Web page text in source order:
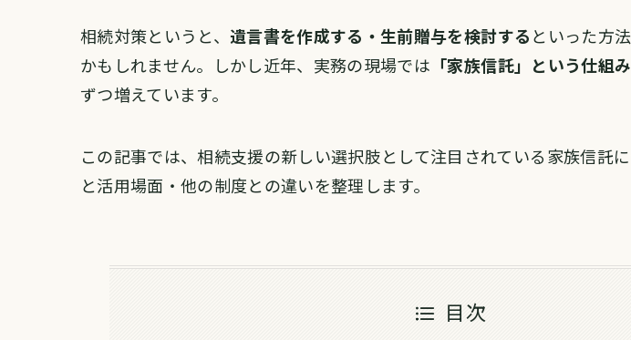
相続対策というと、 遺言書を作成する・生前贈与を検討するといった方
かもしれません。しかし近年、実務の現場では 「家族信託」という仕組み
ずつ増えています。
この記事では、相続支援の新しい選択肢として注目されている家族信託
と活用場面・他の制度との違いを整理します。
目次